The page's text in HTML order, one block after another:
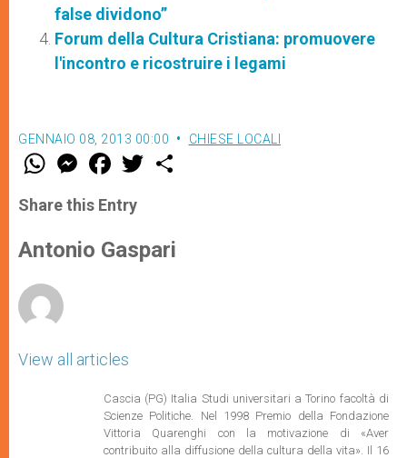
false dividono”
Forum della Cultura Cristiana: promuovere
l'incontro e ricostruire i legami
GENNAIO 08, 2013 00:00 CHIESE LOCALI
W
t
s
p
p
M
e
s
e
g
e
F
a
e
b
o
k
w
r
Share this Entry
Antonio Gaspari
View all articles
Cascia (PG) Italia Studi universitari a Torino facoltà di
Scienze Politiche. Nel 1998 Premio della Fondazione
Vittoria Quarenghi con la motivazione di «Aver
contribuito alla diffusione della cultura della vita». Il 16